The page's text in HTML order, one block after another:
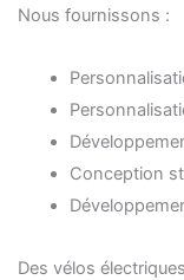
Nous fournissons :
Conception
Des vélos